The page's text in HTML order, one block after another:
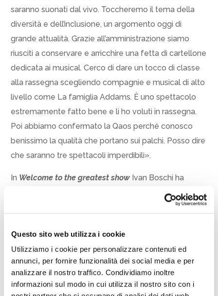
Questo sito web utilizza i cookie
Utilizziamo i cookie per personalizzare contenuti ed
annunci, per fornire funzionalità dei social media e per
analizzare il nostro traffico. Condividiamo inoltre
informazioni sul modo in cui utilizza il nostro sito con i
saranno suonati dal vivo. Toccheremo il tema della
diversità e dell’inclusione, un argomento oggi di
grande attualità. Grazie all’amministrazione siamo
riusciti a conservare e arricchire una fetta di cartellone
dedicata ai musical. Cerco di dare un tocco di classe
alla rassegna scegliendo compagnie e musical di alto
livello come La famiglia Addams. È uno spettacolo
estremamente fatto bene e li ho voluti in rassegna.
Poi abbiamo confermato la Qaos perché conosco
benissimo la qualità che portano sui palchi. Posso dire
che saranno tre spettacoli imperdibili».
In Welcome to the greatest show Ivan Boschi ha
riscritto la vita di un famoso impresario circense che
ha un sogno ed è sicuro di realizzarlo credendo
talento. È un uomo affascinato dalla magia,
dall’illusione e dagli aspetti più paradossali e macabri
del genere umano. L’eccezione è la sua regola di vita.
Ingaggia stranezze di ogni genere e proprio su questo
fa la sua fortuna facendo diventare il suo spettacolo,